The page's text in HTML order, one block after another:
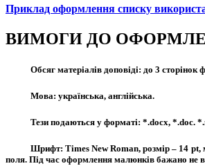
Приклад оформлення списку
ВИМОГИ ДО
Обсяг матеріалів доповіді: до 3
Мова: українська, англійська.
Тези подаються у форматі: *.docx, *.doc.
Шрифт: Times New Roman, розмір – 14 pt,
поля. Під час оформлення малюнків бажано не